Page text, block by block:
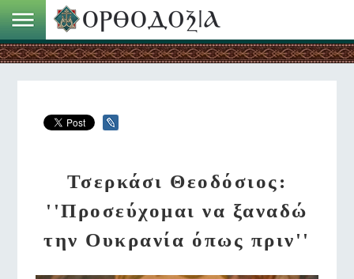
Τσερκάσι Θεοδόσιος:
''Προσεύχομαι να ξαναδώ
την Ουκρανία όπως πριν''